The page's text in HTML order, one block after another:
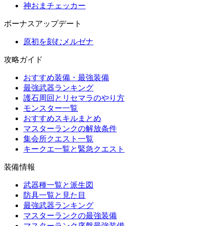
神おまチェッカー
ボーナスアップデート
原初を刻むメルゼナ
攻略ガイド
おすすめ装備・最強装備
最強武器ランキング
護石周回とリセマラのやり方
モンスター一覧
おすすめスキルまとめ
マスターランクの解放条件
集会所クエスト一覧
キークエ一覧と緊急クエスト
装備情報
武器種一覧と派生図
防具一覧と見た目
最強武器ランキング
マスターランクの最強装備